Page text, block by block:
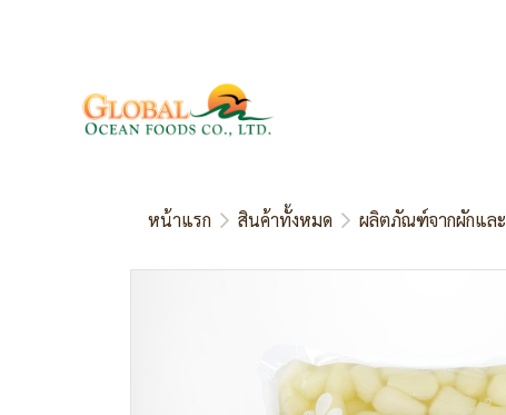
หน้าแรก สินค้าทั้งหมด ผลิตภัณฑ์จากผักแล